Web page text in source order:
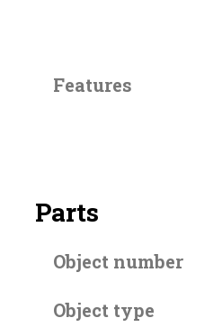
Features
Parts
Object number
Object type